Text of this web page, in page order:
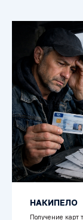
НАКИПЕЛО
Получение карт